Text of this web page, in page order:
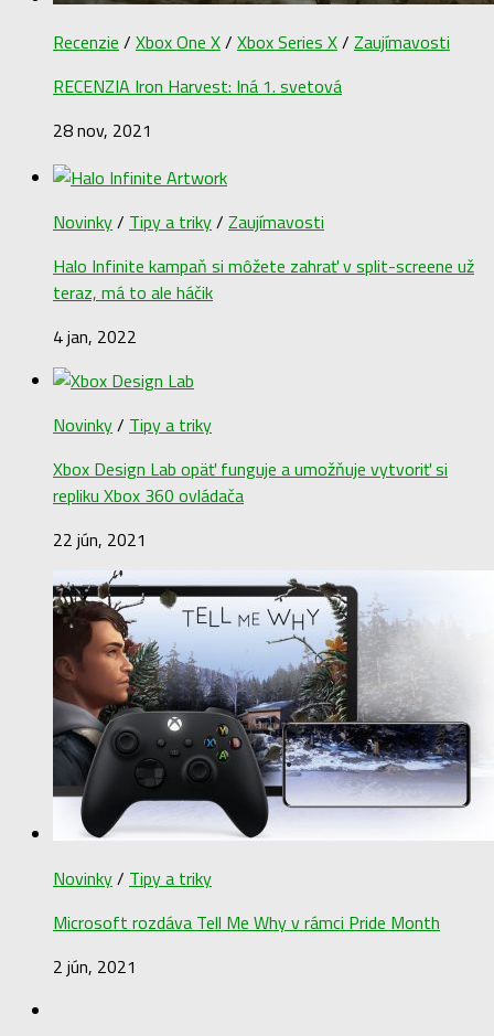
Recenzie / Xbox One X/ Xbox Series X/ Zaujímavosti
RECENZIA Iron Harvest: Iná 1. svetová
28 nov, 2021
Novinky/ Tipy a triky/ Zaujímavosti
Halo Infinite kampaň si môžete zahrať v split-screene už
teraz, má to ale háčik
4 jan, 2022
Novinky/ Tipy a triky
Xbox Design Lab opäť funguje a umožňuje vytvoriť si
repliku Xbox 360 ovládača
22 jún, 2021
Novinky/ Tipy a triky
Microsoft rozdáva Tell Me Why v rámci Pride Month
2 jún, 2021